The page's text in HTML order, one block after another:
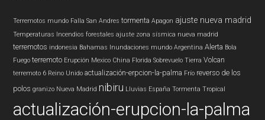
Terremotos mundo Falla San Andres tormenta Apagon ajuste nueva madrid
Temperaturas Incendios forestales ajuste zona sísmica nueva madrid
terremotos indonesia Bahamas Inundaciones mundo Argentina Alerta Bola
Fuego terremoto Erupción Mexico China Florida Sobrevuelo Tierra Volcan
terremoto 6 Reino Unido actualización-erpcion-la-palma Frío reverso de los
polos granizo Nueva Madrid nibiru Lluvias España Tormenta Tropical
actualización-erupcion-la-palma